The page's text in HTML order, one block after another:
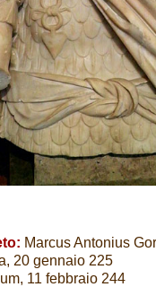
Marcus Antonius
20 gennaio 225
11 febbraio 244